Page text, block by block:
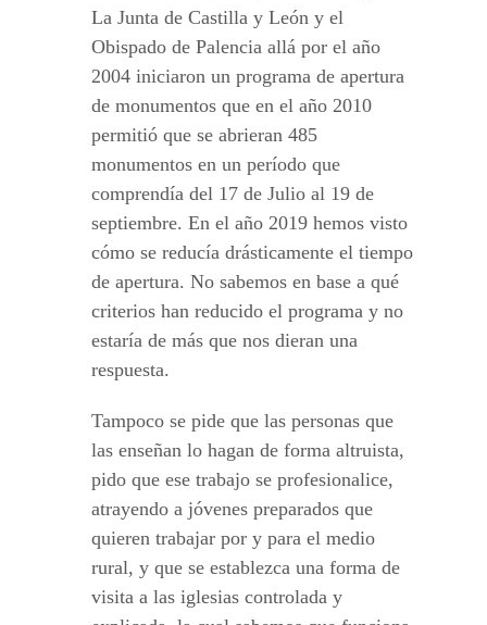
La Junta de Castilla y León y el
Obispado de Palencia allá por el año
2004 iniciaron un programa de apertura
de monumentos que en el año 2010
permitió que se abrieran 485
monumentos en un período que
comprendía del 17 de Julio al 19 de
septiembre. En el año 2019 hemos visto
cómo se reducía drásticamente el tiempo
de apertura. No sabemos en base a qué
criterios han reducido el programa y no
estaría de más que nos dieran una
respuesta.
Tampoco se pide que las personas que
las enseñan lo hagan de forma altruista,
pido que ese trabajo se profesionalice,
atrayendo a jóvenes preparados que
quieren trabajar por y para el medio
rural, y que se establezca una forma de
visita a las iglesias controlada y